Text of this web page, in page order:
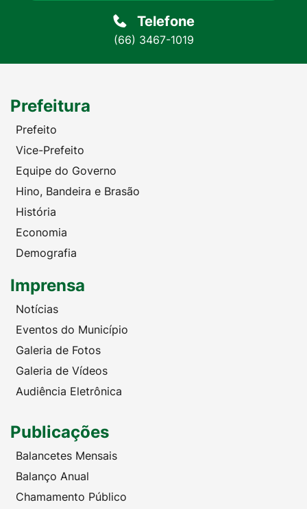
Telefone
(66) 3467-1019
Prefeitura
Prefeito
Vice-Prefeito
Equipe do Governo
Hino, Bandeira e Brasão
História
Economia
Demografia
Imprensa
Notícias
Eventos do Município
Galeria de Fotos
Galeria de Vídeos
Audiência Eletrônica
Publicações
Balancetes Mensais
Balanço Anual
Chamamento Público